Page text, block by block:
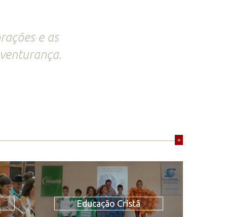
e as
+
Educação Cristã